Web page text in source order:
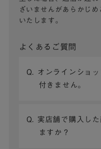
ざいませんがあらかじ
いたします。
よくあるご質問
Q. オンラインショ
付きません。
Q. 実店舗で購入し
ますか？